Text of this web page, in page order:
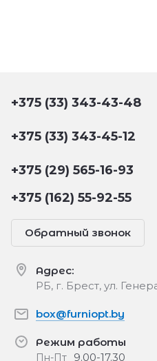
+375 (33) 343-43-48
+375 (33) 343-45-12
+375 (29) 565-16-93
+375 (162) 55-92-55
Обратный звонок
Адрес:
РБ, г. Брест, ул.
box@furniopt.by
Режим работы
Пн-Пт 9.00-17.30